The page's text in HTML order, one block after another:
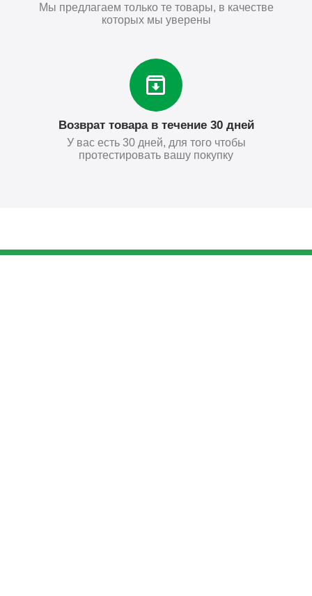
Мы предлагаем только те товары, в качестве
которых мы уверены
Возврат товара в течение 30 дней
У вас есть 30 дней, для того чтобы
протестировать вашу покупку